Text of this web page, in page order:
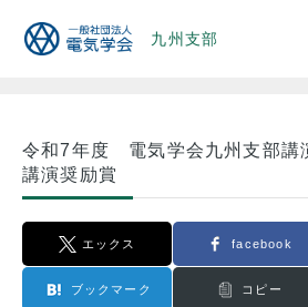
九州支部
令和7年度 電気学会九州支部講
講演奨励賞
エックス facebook
ブックマーク コピー